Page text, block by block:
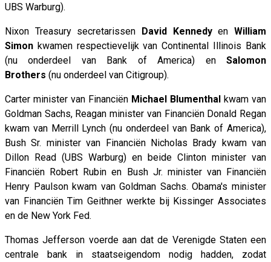
UBS Warburg).
Nixon Treasury secretarissen David KennedyenWilliam
Simon kwamen respectievelijk van Continental Illinois Bank
(nu onderdeel van Bank of America) en Salomon
Brothers (nu onderdeel van Citigroup).
Carter minister van Financiën Michael Blumenthal kwam van
Goldman Sachs, Reagan minister van Financiën Donald Regan
kwam van Merrill Lynch (nu onderdeel van Bank of America),
Bush Sr. minister van Financiën Nicholas Brady kwam van
Dillon Read (UBS Warburg) en beide Clinton minister van
Financiën Robert Rubin en Bush Jr. minister van Financiën
Henry Paulson kwam van Goldman Sachs. Obama's minister
van Financiën Tim Geithner werkte bij Kissinger Associates
en de New York Fed.
Thomas Jefferson voerde aan dat de Verenigde Staten een
centrale bank in staatseigendom nodig hadden, zodat